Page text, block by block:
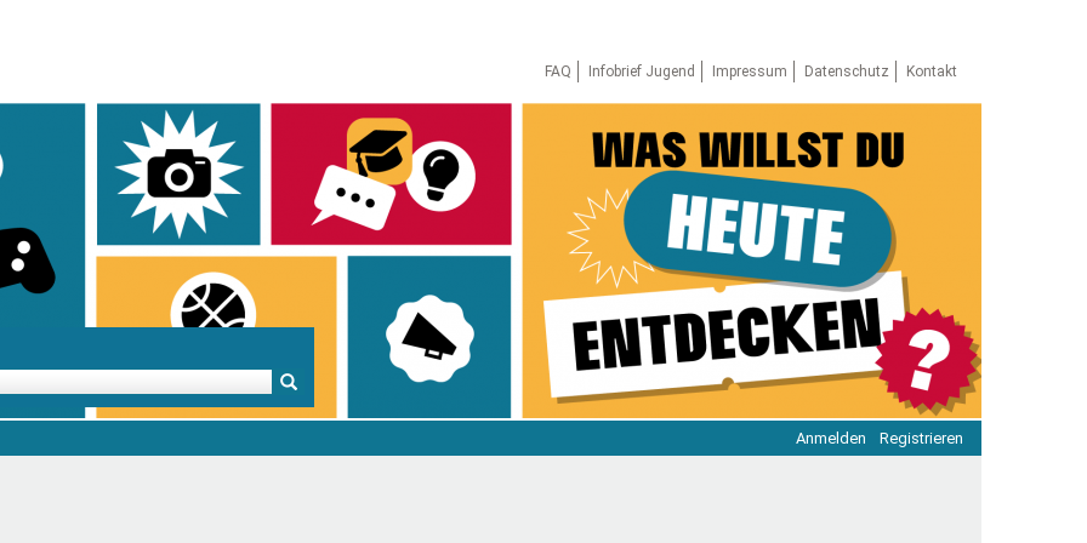
FAQ
Infobrief Jugend Impressum Datenschutz Kontakt
Anmelden Registrieren